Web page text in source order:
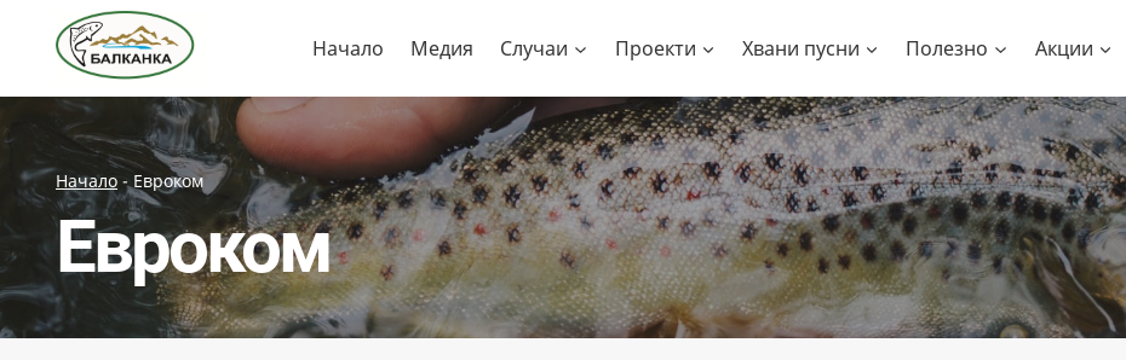
Начало Медия Случаи Проекти Хвани пусни Полезно Акции
Начало -Евроком
Евроком